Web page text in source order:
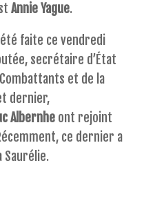
Annie Yague.
été faite ce vendredi
secrétaire d’État
et de la
dernier,
Albernhe ont rejoint
ce dernier a
Saurélie.